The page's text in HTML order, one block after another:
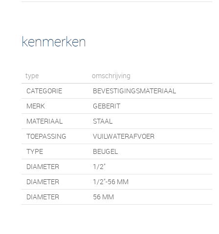
kenmerken
type
omschrijving
CATEGORIE
BEVESTIGINGSMATERIAAL
MERK
GEBERIT
MATERIAAL
STAAL
TOEPASSING
VUILWATERAFVOER
TYPE
BEUGEL
DIAMETER
1/2"
DIAMETER
1/2"-56 MM
DIAMETER
56 MM